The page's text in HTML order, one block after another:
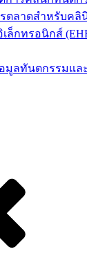
รตลาดสำหรับคลิ
เล็กทรอนิกส์
มูลทันตกรรมแล